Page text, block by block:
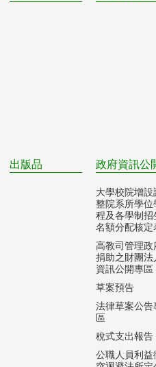
出版品 政府資訊公
大學校院增設
整院系所學位
程及各學制招
名額分配核定
高教司管理政
捐助之財團法
資訊公開專區
草案預告
法律草案公告
區
稅式支出報告
公職人員利益